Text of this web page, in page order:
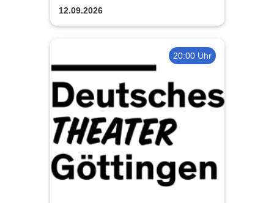
Göttingen
12.09.2026
20:00 Uhr